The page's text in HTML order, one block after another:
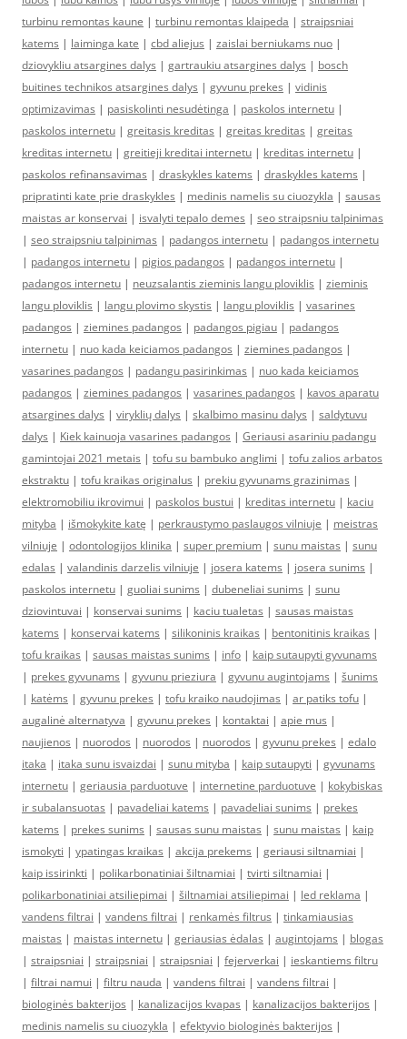
turbinu remontas kaune | turbinu remontas klaipeda | straipsniai
katems | laiminga kate | cbd aliejus | zaislai berniukams nuo |
dziovykliu atsargines dalys | gartraukiu atsargines dalys | bosch
buitines technikos atsargines dalys | gyvunu prekes | vidinis
optimizavimas | pasiskolinti nesudėtinga | paskolos internetu |
paskolos internetu | greitasis kreditas | greitas kreditas | greitas
kreditas internetu | greitieji kreditai internetu | kreditas internetu |
paskolos refinansavimas | draskykles katems | draskykles katems |
pripratinti kate prie draskykles | medinis namelis su ciuozykla | sausas
maistas ar konservai | isvalyti tepalo demes | seo straipsniu talpinimas
| seo straipsniu talpinimas | padangos internetu | padangos internetu
| padangos internetu | pigios padangos | padangos internetu |
padangos internetu | neuzsalantis zieminis langu ploviklis | zieminis
langu ploviklis | langu plovimo skystis | langu ploviklis | vasarines
padangos | ziemines padangos | padangos pigiau | padangos
internetu | nuo kada keiciamos padangos | ziemines padangos |
vasarines padangos | padangu pasirinkimas | nuo kada keiciamos
padangos | ziemines padangos | vasarines padangos | kavos aparatu
atsargines dalys | viryklių dalys | skalbimo masinu dalys | saldytuvu
dalys | Kiek kainuoja vasarines padangos | Geriausi asariniu padangu
gamintojai 2021 metais | tofu su bambuko anglimi | tofu zalios arbatos
ekstraktu | tofu kraikas originalus | prekiu gyvunams grazinimas |
elektromobiliu ikrovimui | paskolos bustui | kreditas internetu | kaciu
mityba | išmokykite katę | perkraustymo paslaugos vilniuje | meistras
vilniuje | odontologijos klinika | super premium | sunu maistas | sunu
edalas | valandinis darzelis vilniuje | josera katems | josera sunims |
paskolos internetu | guoliai sunims | dubeneliai sunims | sunu
dziovintuvai | konservai sunims | kaciu tualetas | sausas maistas
katems | konservai katems | silikoninis kraikas | bentonitinis kraikas |
tofu kraikas | sausas maistas sunims | info | kaip sutaupyti gyvunams
| prekes gyvunams | gyvunu prieziura | gyvunu augintojams | šunims
| katėms | gyvunu prekes | tofu kraiko naudojimas | ar patiks tofu |
augalinė alternatyva | gyvunu prekes | kontaktai | apie mus |
naujienos | nuorodos | nuorodos | nuorodos | gyvunu prekes | edalo
itaka | itaka sunu isvaizdai | sunu mityba | kaip sutaupyti | gyvunams
internetu | geriausia parduotuve | internetine parduotuve | kokybiskas
ir subalansuotas | pavadeliai katems | pavadeliai sunims | prekes
katems | prekes sunims | sausas sunu maistas | sunu maistas | kaip
ismokyti | ypatingas kraikas | akcija prekems | geriausi siltnamiai |
kaip issirinkti | polikarbonatiniai šiltnamiai | tvirti siltnamiai |
polikarbonatiniai atsiliepimai | šiltnamiai atsiliepimai | led reklama |
vandens filtrai | vandens filtrai | renkamės filtrus | tinkamiausias
maistas | maistas internetu | geriausias ėdalas | augintojams | blogas
| straipsniai | straipsniai | straipsniai | fejerverkai | ieskantiems filtru
| filtrai namui | filtru nauda | vandens filtrai | vandens filtrai |
biologinės bakterijos | kanalizacijos kvapas | kanalizacijos bakterijos |
medinis namelis su ciuozykla | efektyvio biologinės bakterijos |